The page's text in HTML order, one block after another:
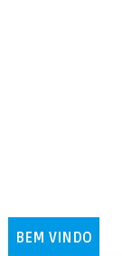
BEM VINDO